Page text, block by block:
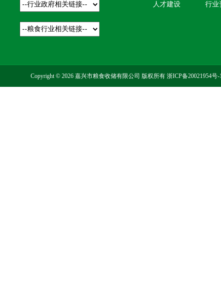
人才建设
行业
Copyright © 2026 嘉兴市粮食收储有限公司 版权所有 浙ICP备20021954号-